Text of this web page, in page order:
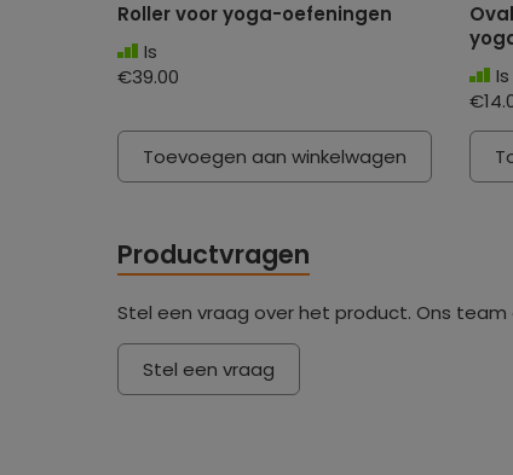
Roller voor yoga-oefeningen
Is
€39.00
Toevoegen aan winkelwagen
Is
Productvragen
Stel een vraag over het product. Ons
Stel een vraag